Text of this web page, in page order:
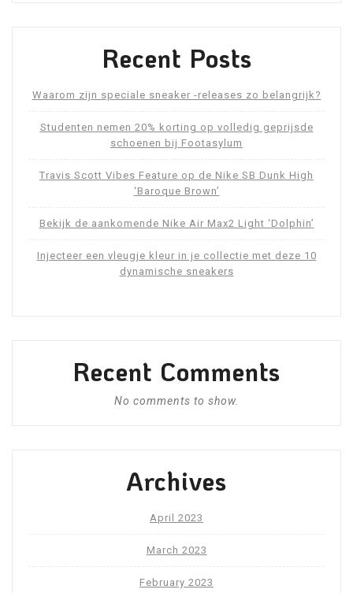
Recent Posts
Waarom zijn speciale sneaker -releases zo belangrijk?
Studenten nemen 20% korting op volledig geprijsde
schoenen bij Footasylum
Travis Scott Vibes Feature op de Nike SB Dunk High
‘Baroque Brown’
Bekijk de aankomende Nike Air Max2 Light ‘Dolphin’
Injecteer een vleugje kleur in je collectie met deze 10
dynamische sneakers
Recent Comments
No comments to show.
Archives
April 2023
March 2023
February 2023